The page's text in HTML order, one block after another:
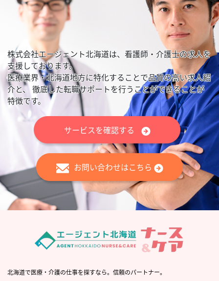
株式会社エージェント北海道は、看護師・介護士の求人を
支援しております。
医療業界・北海道地方に特化することで品質の高い求人紹
介と、 徹底した転職サポートを行うことができることが
特徴です。
サービスを確認する
お問い合わせはこちら
北海道で医療・介護の仕事を探すなら。信頼のパートナー。